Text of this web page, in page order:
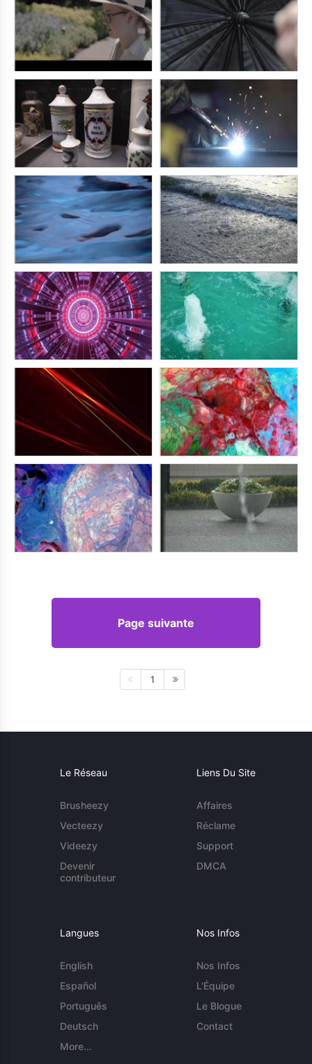
Page suivante
1
Le Réseau
Brusheezy
Vecteezy
Videezy
Devenir
contributeur
Liens Du Site
Affaires
Réclame
Support
DMCA
Langues
English
Español
Português
Deutsch
More...
Nos Infos
Nos Infos
L'Équipe
Le Blogue
Contact